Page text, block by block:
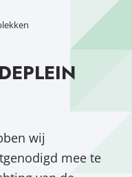
wij
mee te